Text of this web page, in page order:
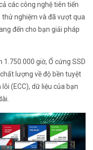
các công nghệ tiên tiến
nghiệm và đã vượt qua
đến cho bạn giải pháp
giờ, Ổ cứng SSD
lượng về độ bền tuyệt
(ECC), dữ liệu của bạn